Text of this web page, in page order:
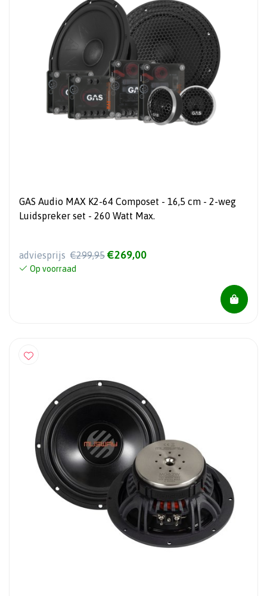
GAS Audio MAX K2-64 Composet - 16,5 cm - 2-weg
Luidspreker set - 260 Watt Max.
adviesprijs €299,95 €269,00
Op voorraad